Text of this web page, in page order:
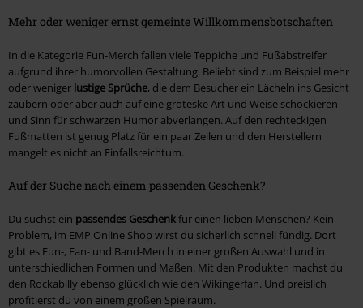
Mehr oder weniger ernst gemeinte Willkommensbotschaften
In die Kategorie Fun-Merch fallen viele Teppiche und Fußabstreifer
aufgrund ihrer humorvollen Gestaltung. Beliebt sind zum Beispiel mehr
oder weniger lustige Sprüche, die dem Besucher ein Lächeln ins Gesicht
zaubern oder aber auch auf eine groteske Art und Weise schockieren
und Sinn für schwarzen Humor abverlangen. Auf den rechteckigen
Fußmatten ist genug Platz für ein paar Zeilen und den Herstellern
mangelt es nicht an Einfallsreichtum.
Auf der Suche nach einem passenden Geschenk?
Du suchst ein passendes Geschenkfür einen lieben Menschen? Kein
Problem, im EMP Online Shop wirst du sicherlich schnell fündig. Dort
gibt es Fun-, Fan- und Band-Merch in einer großen Auswahl und in
unterschiedlichen Formen und Maßen. Mit den Produkten machst du
den Rockabilly ebenso glücklich wie den Wikingerfan. Und preislich
profitierst du von einem großen Spielraum.